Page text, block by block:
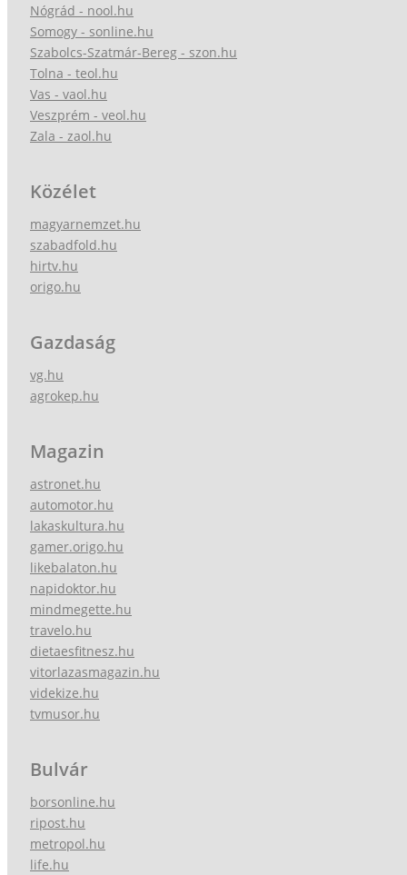
Nógrád - nool.hu
Somogy - sonline.hu
Szabolcs-Szatmár-Bereg - szon.hu
Tolna - teol.hu
Vas - vaol.hu
Veszprém - veol.hu
Zala - zaol.hu
Közélet
magyarnemzet.hu
szabadfold.hu
hirtv.hu
origo.hu
Gazdaság
vg.hu
agrokep.hu
Magazin
astronet.hu
automotor.hu
lakaskultura.hu
gamer.origo.hu
likebalaton.hu
napidoktor.hu
mindmegette.hu
travelo.hu
dietaesfitnesz.hu
vitorlazasmagazin.hu
videkize.hu
tvmusor.hu
Bulvár
borsonline.hu
ripost.hu
metropol.hu
life.hu